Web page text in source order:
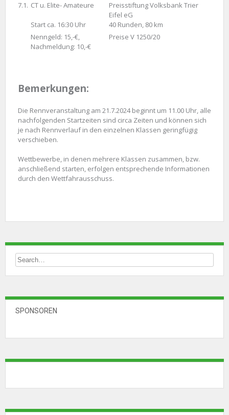
7.1. CT u. Elite- Amateure
Preisstiftung Volksbank Trier
Eifel eG
Start ca. 16:30 Uhr
40 Runden, 80 km
Nenngeld: 15,-€,
Nachmeldung: 10,-€
Preise V 1250/20
Bemerkungen:
Die Rennveranstaltung am 21.7.2024 beginnt um 11.00 Uhr, alle
nachfolgenden Startzeiten sind circa Zeiten und können sich
je nach Rennverlauf in den einzelnen Klassen geringfügig
verschieben.
Wettbewerbe, in denen mehrere Klassen zusammen, bzw.
anschließend starten, erfolgen entsprechende Informationen
durch den Wettfahrausschuss.
SPONSOREN